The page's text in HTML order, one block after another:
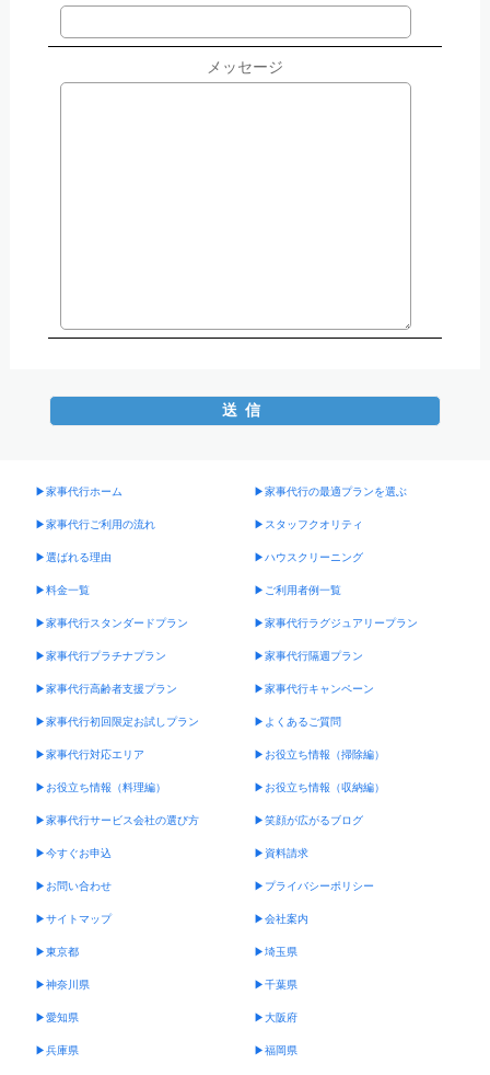
メッセージ
▶︎家事代行ホーム ▶︎家事代行の最適プランを選ぶ
▶︎家事代行ご利用の流れ ▶︎スタッフクオリティ
▶︎選ばれる理由 ▶︎ハウスクリーニング
▶︎料金一覧 ▶︎ご利用者例一覧
▶︎家事代行スタンダードプラン ▶︎家事代行ラグジュアリープラン
▶︎家事代行プラチナプラン ▶︎家事代行隔週プラン
▶︎家事代行高齢者支援プラン ▶︎家事代行キャンペーン
▶︎家事代行初回限定お試しプラン ▶︎よくあるご質問
▶︎家事代行対応エリア ▶︎お役立ち情報（掃除編）
▶︎お役立ち情報（料理編） ▶︎お役立ち情報（収納編）
▶︎家事代行サービス会社の選び方 ▶︎笑顔が広がるブログ
▶︎今すぐお申込 ▶︎資料請求
▶︎お問い合わせ ▶︎プライバシーポリシー
▶︎サイトマップ ▶︎会社案内
▶︎東京都 ▶︎埼玉県
▶︎神奈川県 ▶︎千葉県
▶︎愛知県 ▶︎大阪府
▶︎兵庫県 ▶︎福岡県